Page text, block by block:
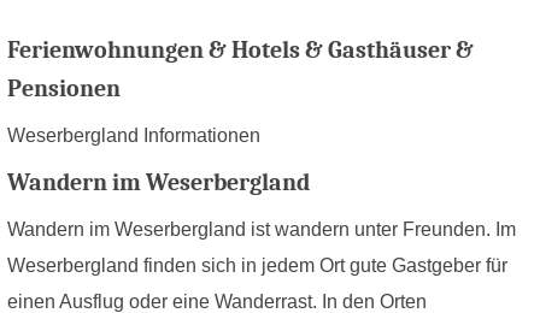
Ferienwohnungen & Hotels & Gasthäuser &
Pensionen
Weserbergland Informationen
Wandern im Weserbergland
Wandern im Weserbergland ist wandern unter Freunden. Im
Weserbergland finden sich in jedem Ort gute Gastgeber für
einen Ausflug oder eine Wanderrast. In den Orten